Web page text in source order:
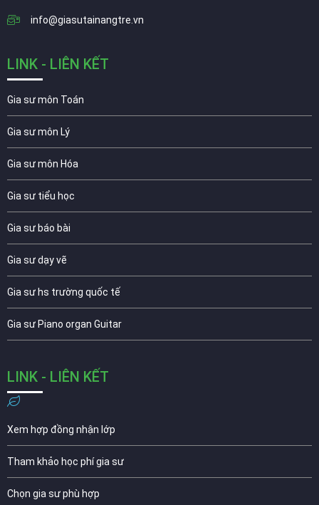
info@giasutainangtre.vn
LINK - LIÊN KẾT
Gia sư môn Toán
Gia sư môn Lý
Gia sư môn Hóa
Gia sư tiểu học
Gia sư báo bài
Gia sư dạy vẽ
Gia sư hs trường quốc tế
Gia sư Piano organ Guitar
LINK - LIÊN KẾT
Xem hợp đồng nhận lớp
Tham khảo học phí gia sư
Chọn gia sư phù hợp